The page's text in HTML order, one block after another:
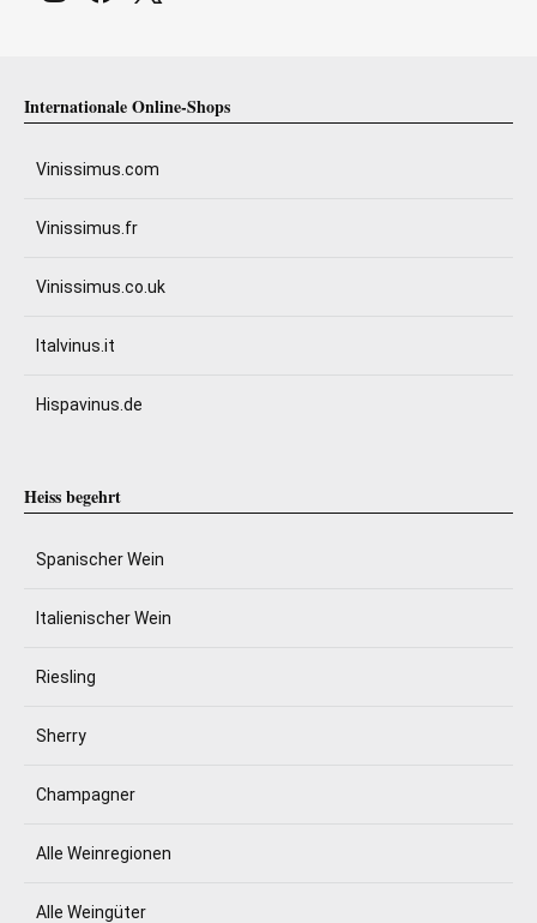
Internationale Online-Shops
Vinissimus.com
Vinissimus.fr
Vinissimus.co.uk
Italvinus.it
Hispavinus.de
Heiss begehrt
Spanischer Wein
Italienischer Wein
Riesling
Sherry
Champagner
Alle Weinregionen
Alle Weingüter